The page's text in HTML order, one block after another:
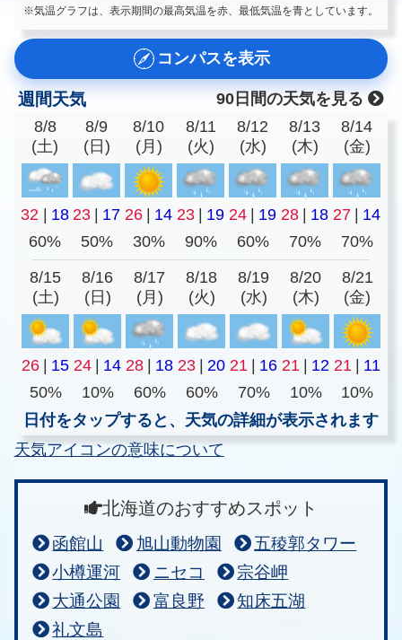
※気温グラフは、表示期間の最高気温を赤、最低気温を青としています。
コンパスを表示
週間天気
90日間の天気を見る
8/8
(土)
8/9
(日)
8/10
(月)
8/11
(火)
8/12
(水)
8/13
(木)
8/14
(金)
32 18 23 17 26 14 23 19 24 19 28 18 27
14
60%
50% 30% 90% 60% 70% 70%
8/15
(土)
8/16
(日)
8/17
(月)
8/18
(火)
8/19
(水)
8/20
(木)
8/21
(金)
26 15 24 14 28 18 23 20 21 16 21 12 21
11
50%
10% 60% 60% 70% 10%
10%
日付をタップすると、天気の詳細が表示されます
天気アイコンの意味について
北海道のおすすめスポット
函館山 旭山動物園
五稜郭タワー
小樽運河
ニセコ
宗谷岬
大通公園
富良野
知床五湖
礼文島